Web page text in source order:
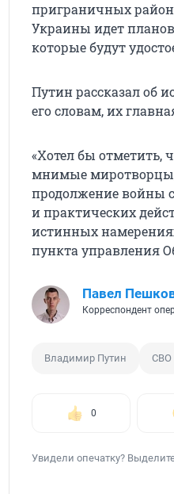
приграничных
Украины идет
которые будут
Путин рассказал об
его словам, их
«Хотел бы отметить,
мнимые миротворцы,
продолжение войны с
и практических
истинных
пункта управления
Павел
Корреспондент
Владимир Путин СВО
0
Увидели опечатку?